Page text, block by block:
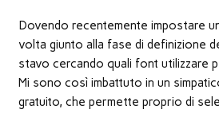
Facebook
apre
in
una
finestra)
su
(Si
in
nuova
su
(Si
in
nuova
su
Tumblr
(Si
in
nuova
finestra)
mail
un
amico
(Si
in
Dovendo recentemente impostare
volta giunto alla fase di definizione
stavo cercando quali font utilizzare
Mi sono così imbattuto in un
gratuito, che permette proprio di